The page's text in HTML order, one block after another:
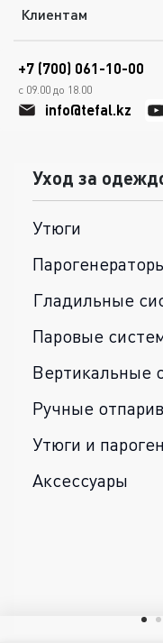
Клиентам
+7 (700) 061-10-00
с 09.00 до 18.00
info@tefal.kz
Уход за
Утюги
Гладильные
Паровые
Вертикальные
Ручные
Утюги и
Аксессуары